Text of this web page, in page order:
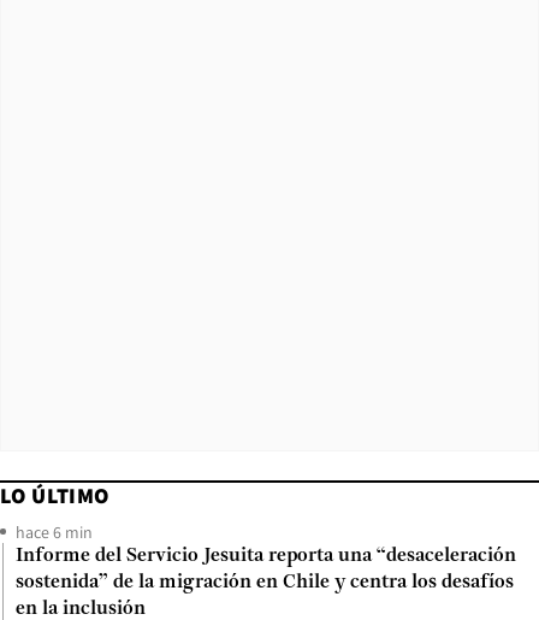
LO ÚLTIMO
hace 6 min
Informe del Servicio Jesuita reporta una “desaceleración
sostenida” de la migración en Chile y centra los desafíos
en la inclusión